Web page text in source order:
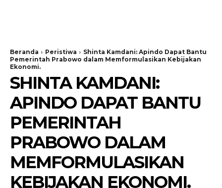
Beranda Peristiwa
Shinta Kamdani: Apindo Dapat Bantu
Pemerintah Prabowo dalam Memformulasikan Kebijakan
Ekonomi.
SHINTA KAMDANI:
APINDO DAPAT BANTU
PEMERINTAH
PRABOWO DALAM
MEMFORMULASIKAN
KEBIJAKAN EKONOMI.